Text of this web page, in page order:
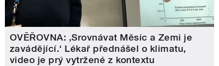
OVĚŘOVNA: ‚Srovnávat Měsíc a Zemi je
zavádějící.‘ Lékař přednášel o klimatu,
video je prý vytržené z kontextu